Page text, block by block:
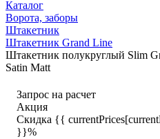
Каталог
Ворота, заборы
Штакетник
Штакетник Grand Line
Штакетник полукруглый Slim
Satin Matt
Запрос на расчет
Акция
Скидка {{
}}%